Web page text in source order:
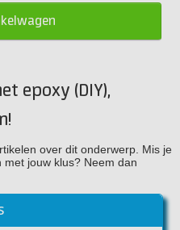
epoxy (DIY),
over dit onderwerp. Mis je
jouw klus? Neem dan